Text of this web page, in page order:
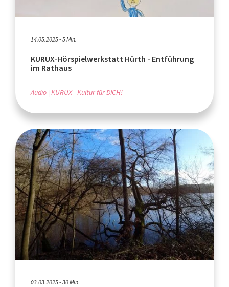
14.05.2025 - 5 Min.
KURUX-Hörspielwerkstatt Hürth - Entführung
im Rathaus
Audio KURUX - Kultur für DICH!
03.03.2025 - 30 Min.